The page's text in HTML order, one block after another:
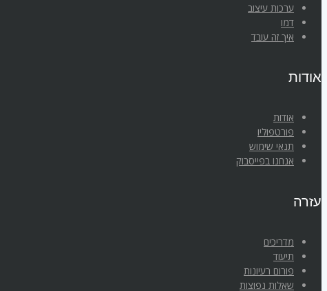
ערכות עיצוב
דמו
איך זה עובד
אודות
אודות
פורטפוליו
תנאי שימוש
אנחנו בפייסבוק
עזרה
מדריכים
תיעוד
פורום רעיונות
שאלות נפוצות